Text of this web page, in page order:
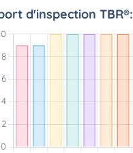
d'inspection TBR®: